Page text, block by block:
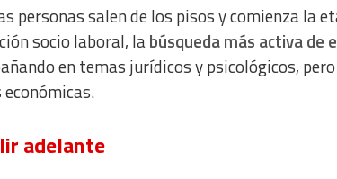
personas salen de los pisos y comienza la
socio laboral, labúsqueda más activa de
en temas jurídicos y psicológicos,
adelante
requested